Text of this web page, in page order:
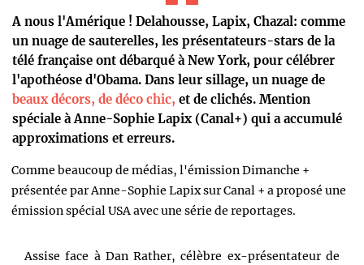
A nous l'Amérique ! Delahousse, Lapix, Chazal: comme
un nuage de sauterelles, les présentateurs-stars de la
télé française ont débarqué à New York, pour célébrer
l'apothéose d'Obama. Dans leur sillage, un nuage de
beaux décors, de déco chic, et de clichés. Mention
spéciale à Anne-Sophie Lapix (Canal+) qui a accumulé
approximations et erreurs.
Comme beaucoup de médias, l'émission Dimanche +
présentée par Anne-Sophie Lapix sur Canal + a proposé une
émission spécial USA avec une série de reportages.
Assise face à Dan Rather, célèbre ex-présentateur de